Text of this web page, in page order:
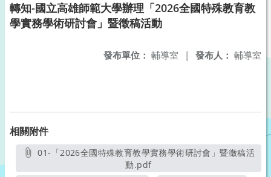
轉知-國立高雄師範大學辦理「2026全國特殊教育教
學實務學術研討會」暨徵稿活動
發布人： 輔導室
發布單位： 輔導室 |
相關附件
01-「2026全國特殊教育教學實務學術研討會」暨徵稿活
動.pdf另開新視窗